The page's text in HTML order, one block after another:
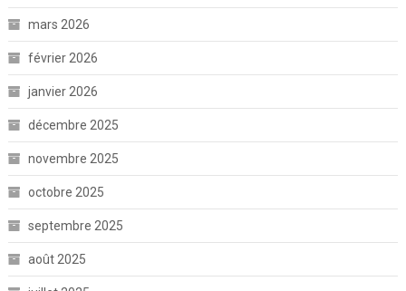
mars 2026
février 2026
janvier 2026
décembre 2025
novembre 2025
octobre 2025
septembre 2025
août 2025